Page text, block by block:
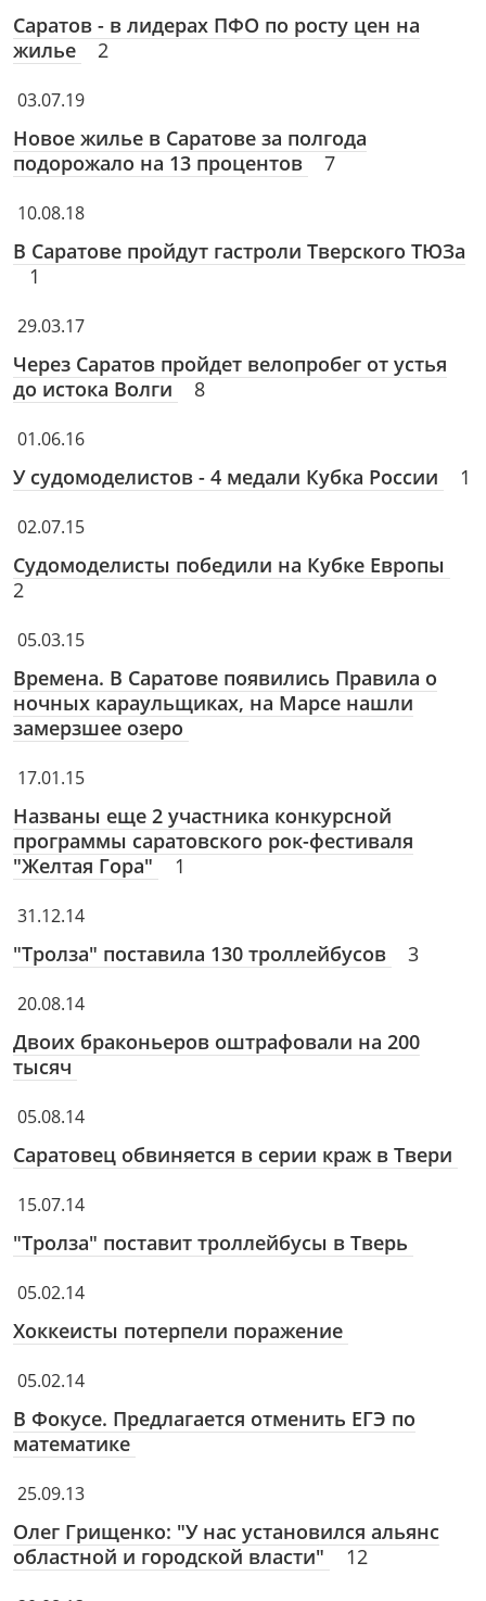
Саратов - в лидерах ПФО по росту цен на
жилье
2
03.07.19
Новое жилье в Саратове за полгода
подорожало на 13 процентов
7
10.08.18
В Саратове пройдут гастроли Тверского ТЮЗа
1
29.03.17
Через Саратов пройдет велопробег от устья
до истока Волги
8
01.06.16
У судомоделистов - 4 медали Кубка России 1
02.07.15
Судомоделисты победили на Кубке Европы
2
05.03.15
Времена. В Саратове появились Правила о
ночных караульщиках, на Марсе нашли
замерзшее озеро
17.01.15
Названы еще 2 участника конкурсной
программы саратовского рок-фестиваля
"Желтая Гора"
1
31.12.14
"Тролза" поставила 130 троллейбусов 3
20.08.14
Двоих браконьеров оштрафовали на 200
тысяч
05.08.14
Саратовец обвиняется в серии краж в Твери
15.07.14
"Тролза" поставит троллейбусы в Тверь
05.02.14
Хоккеисты потерпели поражение
05.02.14
В Фокусе. Предлагается отменить ЕГЭ по
математике
25.09.13
Олег Грищенко: "У нас установился альянс
областной и городской власти"
12